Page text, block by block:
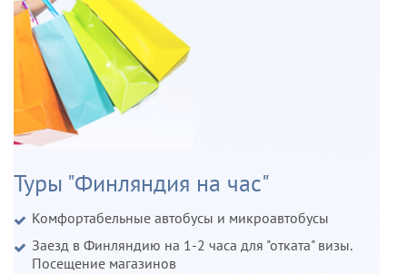
Туры "Финляндия на час"
Комфортабельные автобусы и микроавтобусы
Заезд в Финляндию на 1-2 часа для "отката" визы.
Посещение магазинов